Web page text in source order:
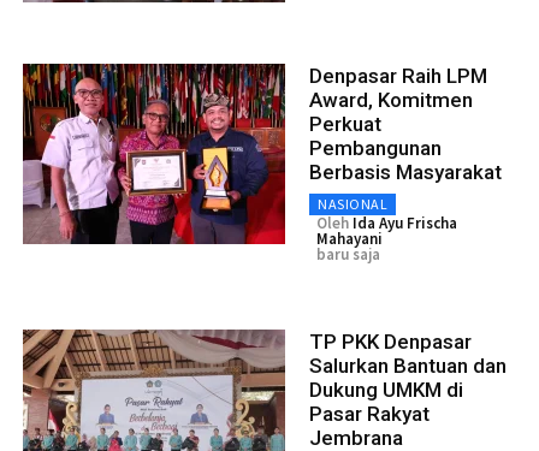
Denpasar Raih LPM
Award, Komitmen
Perkuat
Pembangunan
Berbasis Masyarakat
NASIONAL
Oleh Ida Ayu Frischa
Mahayani
baru saja
TP PKK Denpasar
Salurkan Bantuan dan
Dukung UMKM di
Pasar Rakyat
Jembrana